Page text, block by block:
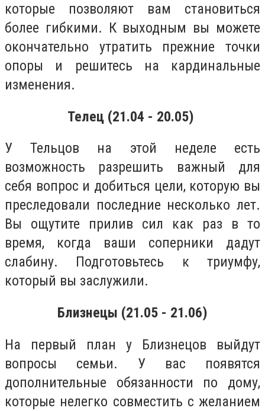
которые позволяют вам становиться
более гибкими. К выходным вы можете
окончательно утратить прежние точки
опоры и решитесь на кардинальные
изменения.
Телец (21.04 - 20.05)
У Тельцов на этой неделе есть
возможность разрешить важный для
себя вопрос и добиться цели, которую вы
преследовали последние несколько лет.
Вы ощутите прилив сил как раз в то
время, когда ваши соперники дадут
слабину. Подготовьтесь к триумфу,
который вы заслужили.
Близнецы (21.05 - 21.06)
На первый план у Близнецов выйдут
вопросы семьи. У вас появятся
дополнительные обязанности по дому,
которые нелегко совместить с желанием